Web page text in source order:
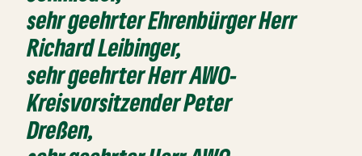
sehr geehrter Ehrenbürger Herr
Richard Leibinger,
sehr geehrter Herr AWO-
Kreisvorsitzender Peter
Dreßen,